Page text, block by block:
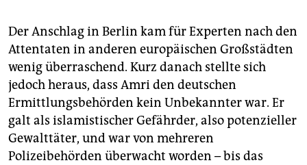
Der Anschlag in Berlin kam für Experten nach den
Attentaten in anderen europäischen Großstädten
wenig überraschend. Kurz danach stellte sich
jedoch heraus, dass Amri den deutschen
Ermittlungsbehörden kein Unbekannter war. Er
galt als islamistischer Gefährder, also potenzieller
Gewalttäter, und war von mehreren
Polizeibehörden überwacht worden – bis das